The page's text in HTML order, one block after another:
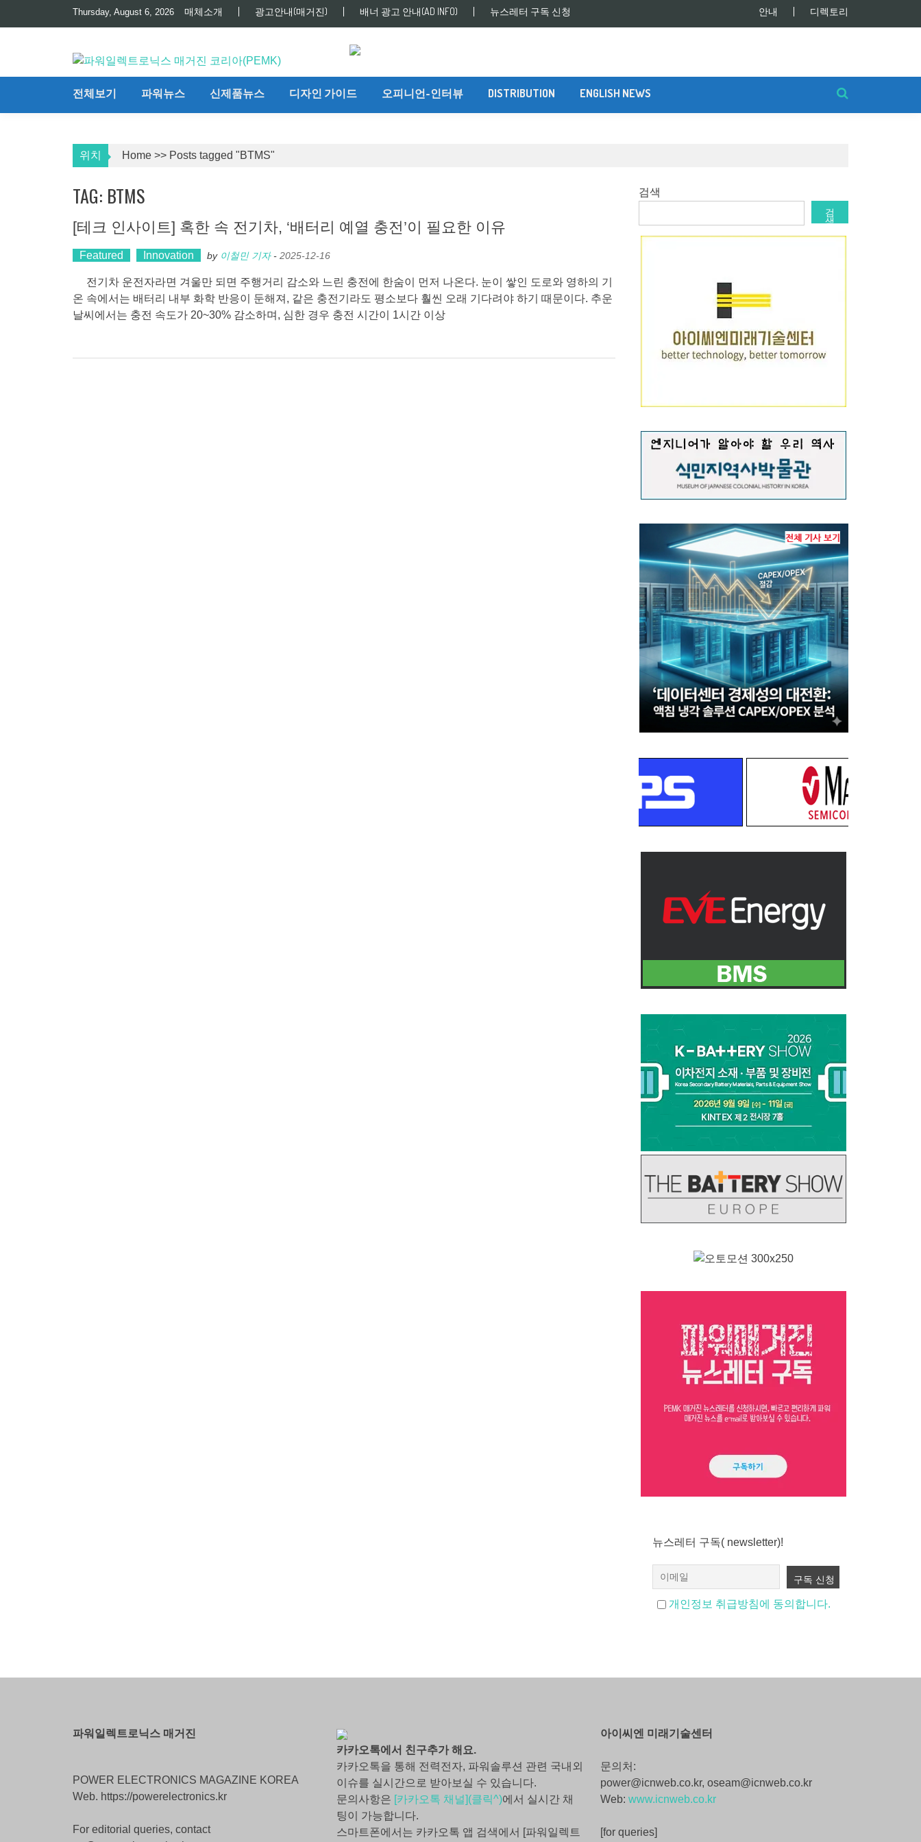
Thursday, August 6, 2026 매체소개 광고안내(매거진) 배너 광고 안내(AD INFO) 뉴스레터 구독 신청 안내 디렉토리
전체보기 파워뉴스 신제품뉴스 디자인 가이드 오피니언-인터뷰 DISTRIBUTION ENGLISH NEWS
위치 Home >> Posts tagged "BTMS"
TAG: BTMS
[테크 인사이트] 혹한 속 전기차, ‘배터리 예열 충전’이 필요한 이유
Featured Innovation by 이철민 기자- 2025-12-16
전기차 운전자라면 겨울만 되면 주행거리 감소와 느린 충전에 한숨이 먼저 나온다. 눈이 쌓인 도로와 영하의 기
온 속에서는 배터리 내부 화학 반응이 둔해져, 같은 충전기라도 평소보다 훨씬 오래 기다려야 하기 때문이다. 추운
날씨에서는 충전 속도가 20~30% 감소하며, 심한 경우 충전 시간이 1시간 이상
검색
검
색
뉴스레터 구독( newsletter)!
개인정보 취급방침에 동의합니다.
파워일렉트로닉스 매거진
POWER ELECTRONICS MAGAZINE KOREA
Web. https://powerelectronics.kr
For editorial queries, contact
카카오톡에서 친구추가 해요.
카카오톡을 통해 전력전자, 파워솔루션 관련 국내외
이슈를 실시간으로 받아보실 수 있습니다.
문의사항은 [카카오톡 채널](클릭^)에서 실시간 채
팅이 가능합니다.
스마트폰에서는 카카오톡 앱 검색에서 [파워일렉트
아이씨엔 미래기술센터
문의처:
power@icnweb.co.kr, oseam@icnweb.co.kr
Web:www.icnweb.co.kr
[for queries]